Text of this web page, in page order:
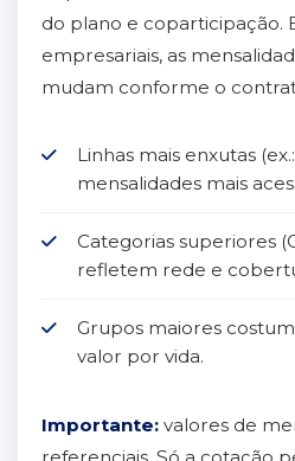
do plano e coparticipação.
empresariais, as
mudam conforme o
Linhas mais enxutas
mensalidades mais
Categorias superiores
refletem rede e
Grupos maiores
valor por vida.
Importante: valores de
referenciais. Só a cotação